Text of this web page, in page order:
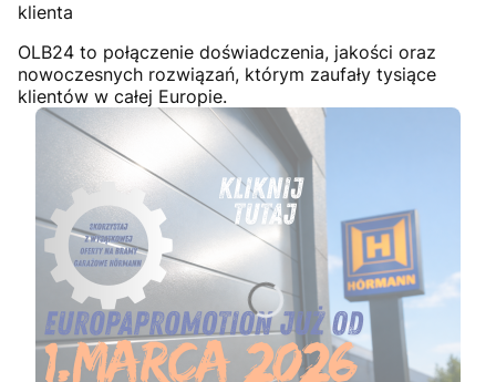
klienta
OLB24 to połączenie doświadczenia, jakości oraz
nowoczesnych rozwiązań, którym zaufały tysiące
klientów w całej Europie.